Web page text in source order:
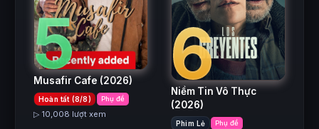
5
Musafir Cafe (2026)
Hoàn tất (8/8) Phụ đề
▷ 10,008 lượt xem
6
Niềm Tin Vô Thực
(2026)
Phim Lẻ Phụ đề